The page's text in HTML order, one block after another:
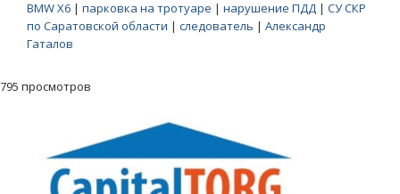
BMW X6 | парковка на тротуаре | нарушение ПДД | СУ СКР
по Саратовской области | следователь | Александр
Гаталов
795 просмотров